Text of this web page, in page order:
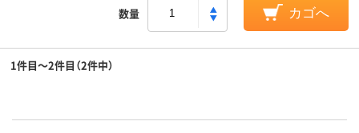
数量 カゴへ
1件目～2件目（2件中）